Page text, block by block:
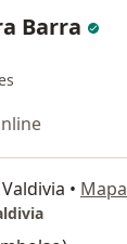
Barra
• Mapa